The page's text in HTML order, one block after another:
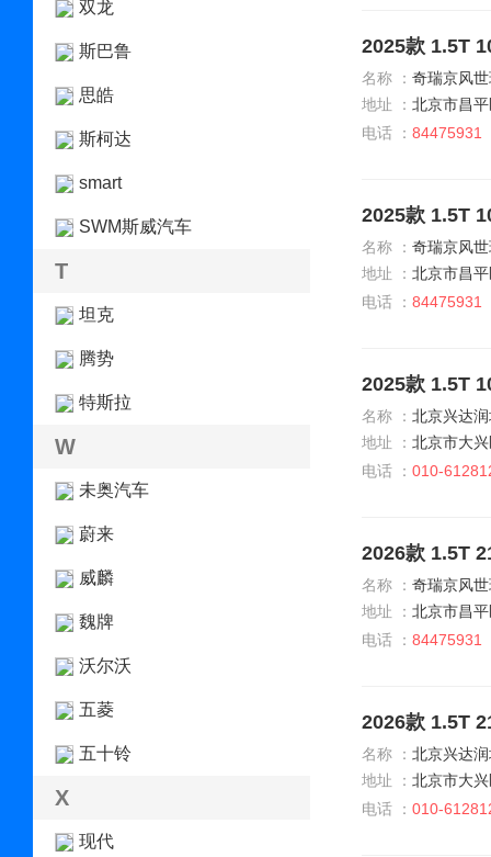
双龙
斯巴鲁
思皓
斯柯达
smart
SWM斯威汽车
T
坦克
腾势
特斯拉
W
未奥汽车
蔚来
威麟
魏牌
沃尔沃
五菱
五十铃
X
现代
2025款 1.5T
名称 ： 奇瑞京风
地址 ： 北京市昌
电话 ： 84475931
2025款 1.5T
名称 ： 奇瑞京风
地址 ： 北京市昌
电话 ： 84475931
2025款 1.5T
名称 ： 北京兴达
地址 ： 北京市大
电话 ： 010-
2026款 1.5T
名称 ： 奇瑞京风
地址 ： 北京市昌
电话 ： 84475931
2026款 1.5T
名称 ： 北京兴达
地址 ： 北京市大
电话 ： 010-